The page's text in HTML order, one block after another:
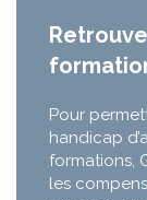
Pour
handicap
formations,
les